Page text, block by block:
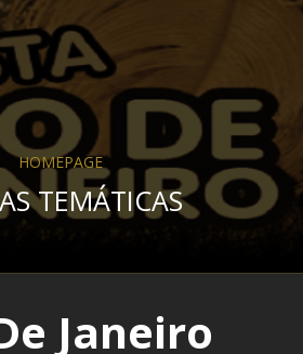
HOMEPAGE
TEMÁTICAS
Janeiro